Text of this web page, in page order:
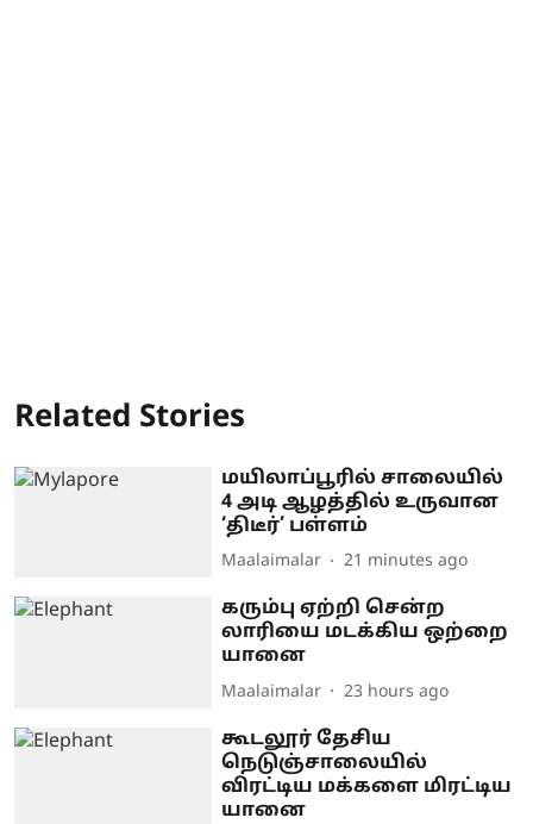
Related Stories
மயிலாப்பூரில் சாலையில்
4 அடி ஆழத்தில் உருவான
‘திடீர்’ பள்ளம்
Maalaimalar 21 minutes ago
கரும்பு ஏற்றி சென்ற
லாரியை மடக்கிய ஒற்றை
யானை
Maalaimalar 23 hours ago
கூடலூர் தேசிய
நெடுஞ்சாலையில்
விரட்டிய மக்களை மிரட்டிய
யானை